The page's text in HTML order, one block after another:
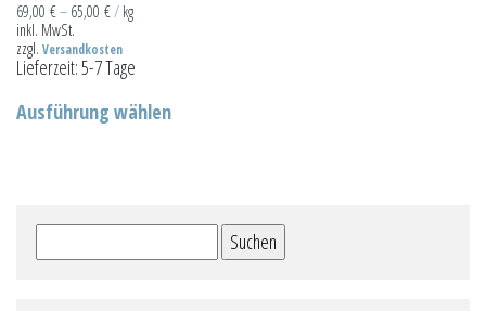
69,00 €– 65,00 €/ kg
inkl. MwSt.
zzgl. Versandkosten
Lieferzeit:5-7 Tage
Ausführung wählenProdukt
Die
nach: